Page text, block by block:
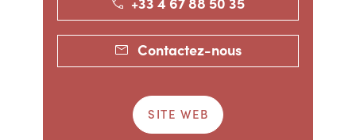
Contactez-nous
SITE WEB